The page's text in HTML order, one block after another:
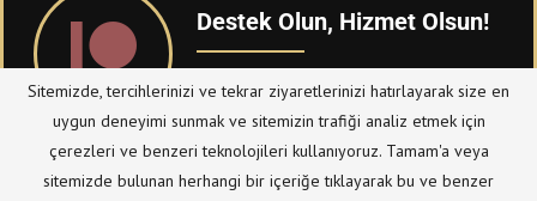
Destek Olun, Hizmet Olsun!
PATREONüzerinden sitemize bağışta
bulanabilirsiniz.
Sitemizde, tercihlerinizi ve tekrar ziyaretlerinizi hatırlayarak size en
uygun deneyimi sunmak ve sitemizin trafiği analiz etmek için
çerezleri ve benzeri teknolojileri kullanıyoruz. Tamam'a veya
sitemizde bulunan herhangi bir içeriğe tıklayarak bu ve benzer